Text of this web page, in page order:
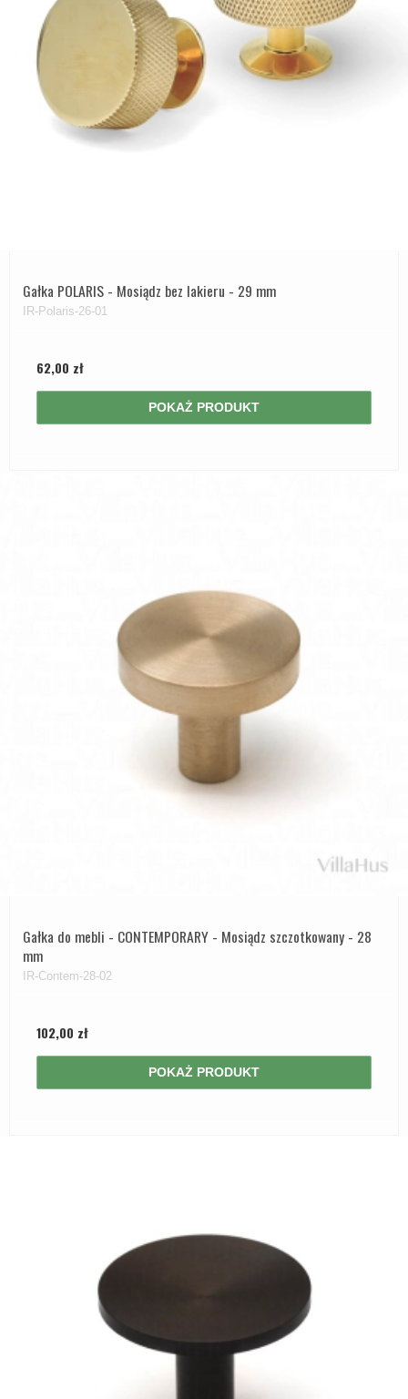
Gałka POLARIS - Mosiądz bez lakieru - 29 mm
IR-Polaris-26-01
62,00 zł
POKAŻ PRODUKT
Gałka do mebli - CONTEMPORARY - Mosiądz szczotkowany - 28
mm
IR-Contem-28-02
102,00 zł
POKAŻ PRODUKT